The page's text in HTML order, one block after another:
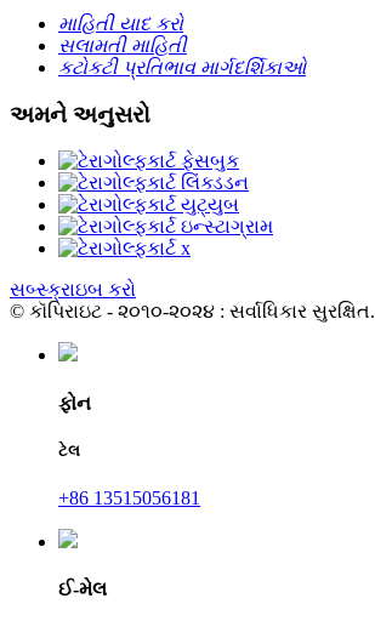
માહિતી યાદ કરો
સલામતી માહિતી
કટોકટી પ્રતિભાવ માર્ગદર્શિકાઓ
અમને અનુસરો
સબ્સ્ક્રાઇબ કરો
© કૉપિરાઇટ - ૨૦૧૦-૨૦૨૪ : સર્વાધિકાર સુરક્ષિત.
ફોન
ટેલ
+86 13515056181
ઈ-મેલ